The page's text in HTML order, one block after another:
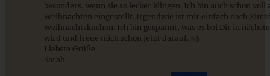
9 saisonale Rezepte im August – die besten Ideen mit Obst
& Gemüse der Saison
besonders, wenn sie so lecker klingen. Ich bin auch schon voll
Weihnachten eingestellt. Irgendwie ist mir einfach nach
Weihnachtskuchen. Ich bin gespannt, was es bei Dir in
wird und freue mich schon jetzt darauf. <3
Liebste Grüße
Sarah